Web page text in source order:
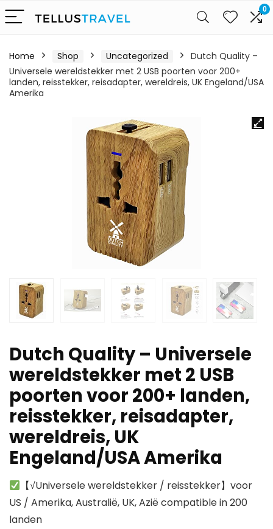
0
Home Shop Uncategorized
Dutch Quality –
Universele wereldstekker met 2 USB poorten voor 200+
landen, reisstekker, reisadapter, wereldreis, UK Engeland/USA
Amerika
Dutch Quality – Universele
wereldstekker met 2 USB
poorten voor 200+ landen,
reisstekker, reisadapter,
wereldreis, UK
Engeland/USA Amerika
【√Universele wereldstekker / reisstekker】voor
US / Amerika, Australië, UK, Azië compatible in 200
landen